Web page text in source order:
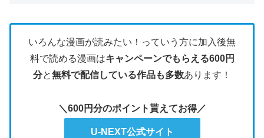
いろんな漫画が読みたい！っていう方に加入後無
料で読める漫画はキャンペーンでもらえる600円
分と無料で配信している作品も多数あります！
＼600円分のポイント貰えてお得／
U-NEXT公式サイト